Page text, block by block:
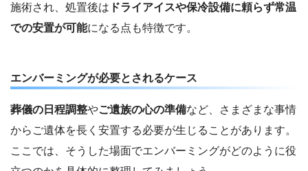
施術され、処置後は ドライアイスや保冷設備に頼らず常温
での安置が可能になる点も特徴です。
エンバーミングが必要とされるケース
葬儀の日程調整やご遺族の心の準備など、さまざまな事情
からご遺体を長く安置する必要が生じることがあります。
ここでは、そうした場面でエンバーミングがどのように役